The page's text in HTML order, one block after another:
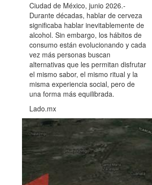
Ciudad de México, junio 2026.-
Durante décadas, hablar de cerveza
significaba hablar inevitablemente de
alcohol. Sin embargo, los hábitos de
consumo están evolucionando y cada
vez más personas buscan
alternativas que les permitan disfrutar
el mismo sabor, el mismo ritual y la
misma experiencia social, pero de
una forma más equilibrada.
Lado.mx